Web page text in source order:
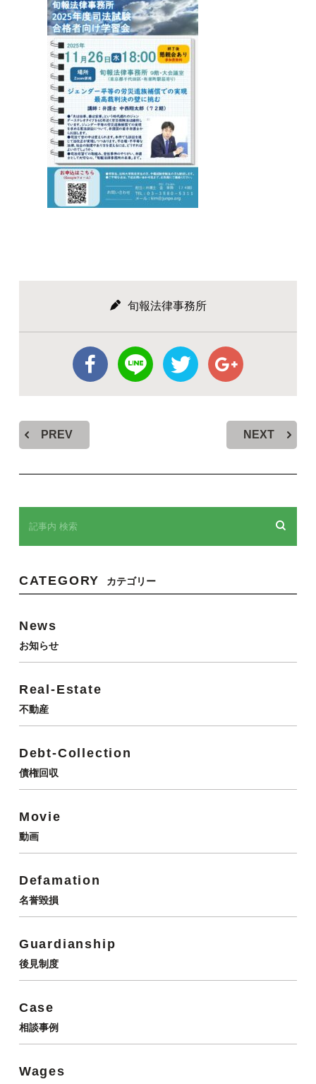
旬報法律事務所
PREV NEXT
CATEGORY カテゴリー
News
お知らせ
Real-Estate
不動産
Debt-Collection
債権回収
Movie
動画
Defamation
名誉毀損
Guardianship
後見制度
Case
相談事例
Wages